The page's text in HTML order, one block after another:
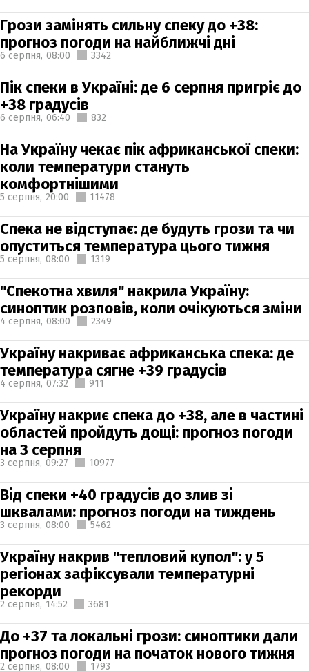
Грози замінять сильну спеку до +38:
прогноз погоди на найближчі дні
6 серпня, 08:00 3342
Пік спеки в Україні: де 6 серпня пригріє до
+38 градусів
6 серпня, 06:40 832
На Україну чекає пік африканської спеки:
коли температури стануть
комфортнішими
5 серпня, 20:00 11478
Спека не відступає: де будуть грози та чи
опуститься температура цього тижня
5 серпня, 08:00 1319
"Спекотна хвиля" накрила Україну:
синоптик розповів, коли очікуються зміни
4 серпня, 08:00 2349
Україну накриває африканська спека: де
температура сягне +39 градусів
4 серпня, 07:32 911
Україну накриє спека до +38, але в частині
областей пройдуть дощі: прогноз погоди
на 3 серпня
3 серпня, 09:27 10977
Від спеки +40 градусів до злив зі
шквалами: прогноз погоди на тиждень
3 серпня, 08:00 5462
Україну накрив "тепловий купол": у 5
регіонах зафіксували температурні
рекорди
2 серпня, 14:52 3681
До +37 та локальні грози: синоптики дали
прогноз погоди на початок нового тижня
2 серпня, 08:00 1793